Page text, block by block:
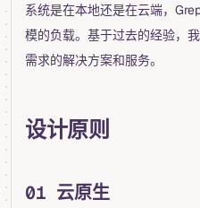
系统是在本地还是在云端，
模的负载。基于过去的经验，
需求的解决方案和服务。
设计原则
01 云原生